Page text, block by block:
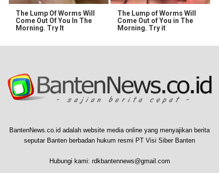
The Lump Of Worms Will
Come Out Of You In The
Morning. Try It
The Lump of Worms Will
Come Out of You in The
Morning. Try it
BantenNews.co.id adalah website media online yang menyajikan berita
seputar Banten berbadan hukum resmi PT Visi Siber Banten
Hubungi kami: rdkbantennews@gmail.com